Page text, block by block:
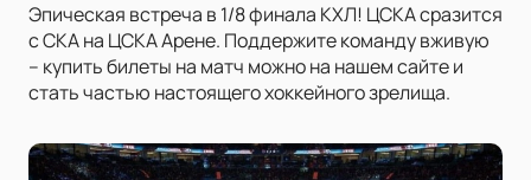
Эпическая встреча в 1/8 финала КХЛ! ЦСКА сразится
с СКА на ЦСКА Арене. Поддержите команду вживую
– купить билеты на матч можно на нашем сайте и
стать частью настоящего хоккейного зрелища.